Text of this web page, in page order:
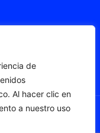
de
Al hacer clic en
a nuestro uso